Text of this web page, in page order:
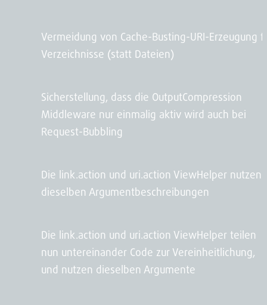
Vermeidung von Cache-Busting-URI-Erzeugung
Verzeichnisse (statt Dateien)
Sicherstellung, dass die OutputCompression
Middleware nur einmalig aktiv wird auch bei
Request-Bubbling
Die link.action und uri.action ViewHelper nutzen
dieselben Argumentbeschreibungen
Die link.action und uri.action ViewHelper teilen
nun untereinander Code zur Vereinheitlichung,
und nutzen dieselben Argumente